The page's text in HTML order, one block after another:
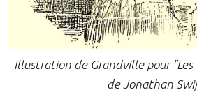
Illustration de Grandville pour "Les
de Jonathan